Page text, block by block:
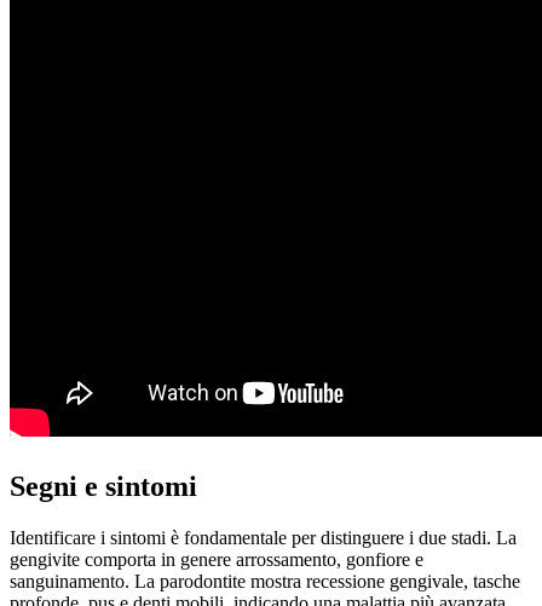
Segni e sintomi
Identificare i sintomi è fondamentale per distinguere i due stadi. La
gengivite comporta in genere arrossamento, gonfiore e
sanguinamento. La parodontite mostra recessione gengivale, tasche